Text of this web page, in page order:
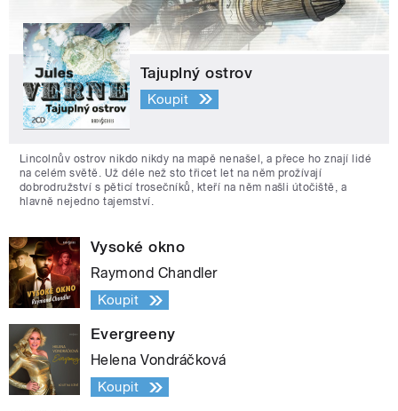
Tajuplný ostrov
Koupit
Lincolnův ostrov nikdo nikdy na mapě nenašel, a přece ho znají lidé
na celém světě. Už déle než sto třicet let na něm prožívají
dobrodružství s pěticí trosečníků, kteří na něm našli útočiště, a
hlavně nejedno tajemství.
Vysoké okno
Raymond Chandler
Koupit
Evergreeny
Helena Vondráčková
Koupit